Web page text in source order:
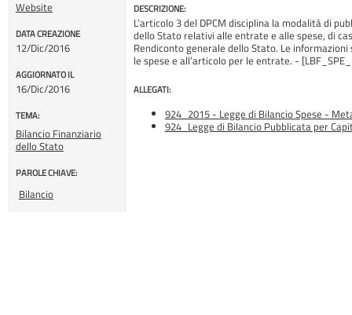
Website
DATA CREAZIONE
12/Dic/2016
AGGIORNATO IL
16/Dic/2016
TEMA:
Bilancio Finanziario
dello Stato
PAROLE CHIAVE:
Bilancio
DESCRIZIONE:
L’articolo 3 del DPCM disciplina la modalità di
dello Stato relativi alle entrate e alle spese, di
Rendiconto generale dello Stato. Le
le spese e all’articolo per le entrate. -
ALLEGATI:
924_2015 - Legge di Bilancio Spese -
924_Legge di Bilancio Pubblicata per